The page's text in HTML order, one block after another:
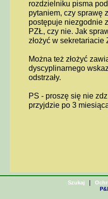
rozdzielniku pisma
pytaniem, czy sprawę
postępuje niezgodnie
PZŁ, czy nie. Jak
złożyć w sekretariacie
Można też złożyć
dyscyplinarnego
odstrzały.
PS - proszę się nie
przyjdzie po 3
Szukaj